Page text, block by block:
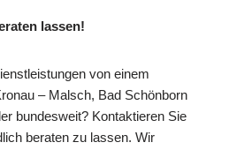
lassen!
von einem
– Malsch, Bad Schönborn
bundesweit? Kontaktieren Sie
beraten zu lassen. Wir